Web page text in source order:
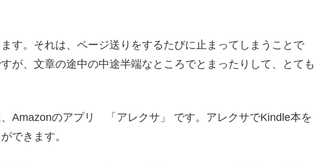
す。それは、ページ送りをするたびに止まってしまうことで
が、文章の途中の中途半端なところでとまったりして、とても
Amazonのアプリ 「アレクサ」 です。アレクサでKindle本を
できます。